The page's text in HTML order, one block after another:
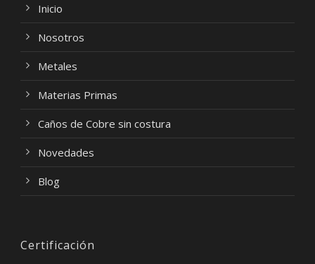
Inicio
Nosotros
Metales
Materias Primas
Caños de Cobre sin costura
Novedades
Blog
Certificación